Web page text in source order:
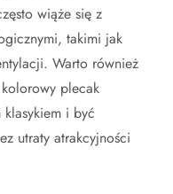
wiąże się z
takimi jak
Warto również
plecak
i być
utraty atrakcyjności